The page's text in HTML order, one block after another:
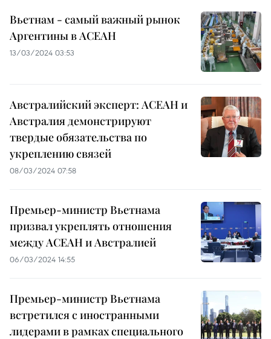
Вьетнам - самый важный рынок
Аргентины в АСЕАН
13/03/2024 03:53
Австралийский эксперт: АСЕАН и
Австралия демонстрируют
твердые обязательства по
укреплению связей
08/03/2024 07:58
Премьер-министр Вьетнама
призвал укреплять отношения
между АСЕАН и Австралией
06/03/2024 14:55
Премьер-министр Вьетнама
встретился с иностранными
лидерами в рамках специального